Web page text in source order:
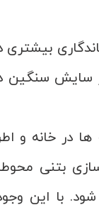
سایش سنگین
ها در خانه
بتنی
با این